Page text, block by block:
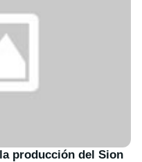
producción del Sion